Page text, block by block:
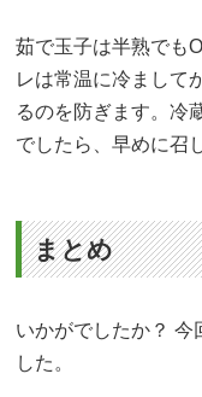
茹で玉子は半熟でも
レは常温に冷まして
るのを防ぎます。冷
でしたら、早めに召
まとめ
いかがでしたか？ 今
した。